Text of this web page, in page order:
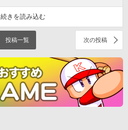
続きを読み込む
投稿一覧 次の投稿